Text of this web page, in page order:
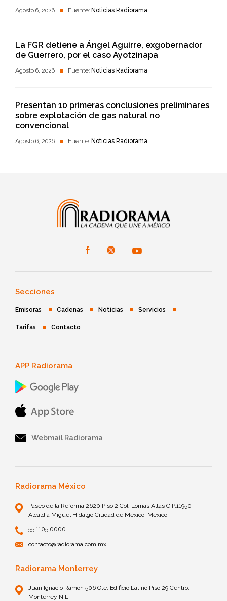
Agosto 6, 2026 Fuente: Noticias Radiorama
La FGR detiene a Ángel Aguirre, exgobernador
de Guerrero, por el caso Ayotzinapa
Agosto 6, 2026 Fuente: Noticias Radiorama
Presentan 10 primeras conclusiones preliminares
sobre explotación de gas natural no
convencional
Agosto 6, 2026 Fuente: Noticias Radiorama
Secciones
Emisoras Cadenas Noticias Servicios
Tarifas Contacto
APP Radiorama
Webmail Radiorama
Radiorama México
Paseo de la Reforma 2620 Piso 2 Col. Lomas Altas C.P.11950
Alcaldía Miguel Hidalgo Ciudad de México, México
55 1105 0000
contacto@radiorama.com.mx
Radiorama Monterrey
Juan Ignacio Ramon 506 Ote. Edificio Latino Piso 29 Centro,
Monterrey N.L.